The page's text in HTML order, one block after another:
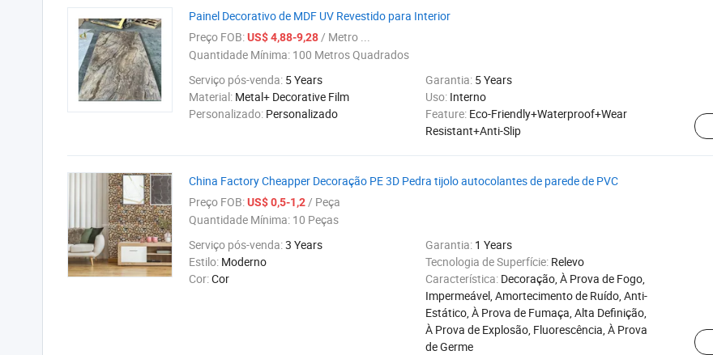
Painel Decorativo de MDF UV Revestido para Interior
Preço FOB:US$ 4,88-9,28/ Metro ...
Quantidade Mínima: 100 Metros Quadrados
Serviço pós-venda: 5 Years Garantia: 5 Years
Material: Metal+ Decorative Film Uso: Interno
Personalizado: Personalizado Feature: Eco-Friendly+Waterproof+Wear
Resistant+Anti-Slip
China Factory Cheapper Decoração PE 3D Pedra tijolo autocolantes de parede de PVC
Preço FOB:US$ 0,5-1,2/ Peça
Quantidade Mínima: 10 Peças
Serviço pós-venda:3 Years Garantia: 1 Years
Estilo: Moderno Tecnologia de Superfície: Relevo
Cor:Cor Característica: Decoração, À Prova de Fogo,
Impermeável, Amortecimento de Ruído, Anti-
Estático, À Prova de Fumaça, Alta Definição,
À Prova de Explosão, Fluorescência, À Prova
de Germe